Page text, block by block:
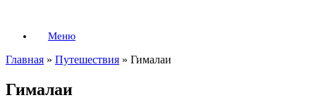
Меню
Главная » Путешествия » Гималаи
Гималаи